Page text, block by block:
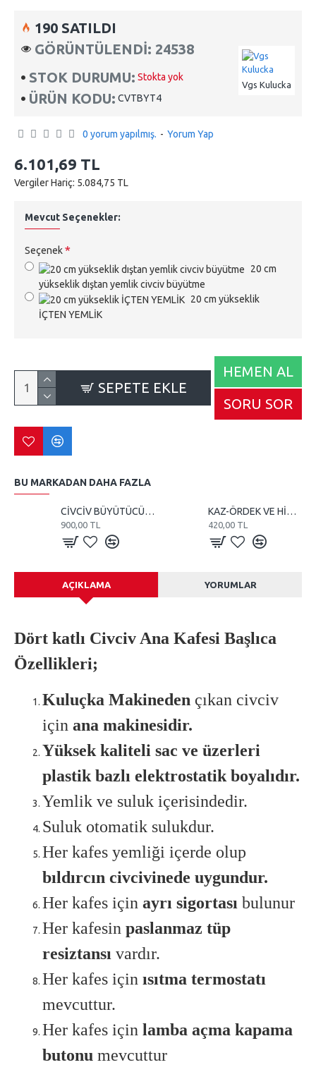
STOK DURUMU: Stokta yok
ÜRÜN KODU: CVTBYT4
Vgs Kulucka
190 SATILDI
GÖRÜNTÜLENDI: 24538
0 yorum yapılmış. - Yorum Yap
6.101,69 TL
Vergiler Hariç: 5.084,75 TL
Mevcut Seçenekler:
Seçenek
20 cm
yükseklik dıştan yemlik civciv büyütme
20 cm yükseklik
İÇTEN YEMLİK
SEPETE EKLE
HEMEN AL
SORU SOR
BU MARKADAN DAHA FAZLA
CİVCİV BÜYÜTÜCÜ VE KULUÇKA 110 WATT REZİSTANS
900,00 TL
KAZ-ÖRDEK VE HİNDİ KULUÇKA MAKİNE TEREĞİ
420,00 TL
AÇIKLAMA YORUMLAR
Dört katlı Civciv Ana Kafesi Başlıca
Özellikleri;
Kuluçka Makineden çıkan civciv
için ana makinesidir.
Yüksek kaliteli sac ve üzerleri
plastik bazlı elektrostatik boyalıdır.
Yemlik ve suluk içerisindedir.
Suluk otomatik sulukdur.
Her kafes yemliği içerde olup
bıldırcın civcivinede uygundur.
Her kafes için ayrı sigortası bulunur
Her kafesin paslanmaz tüp
resiztansı vardır.
Her kafes için ısıtma termostatı
mevcuttur.
Her kafes için lamba açma kapama
butonu mevcuttur